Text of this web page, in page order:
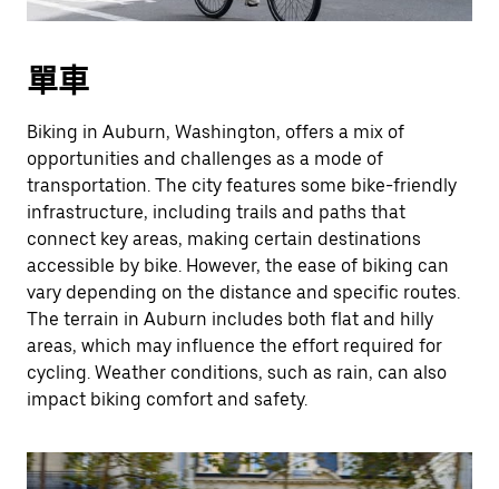
單車
Biking in Auburn, Washington, offers a mix of
opportunities and challenges as a mode of
transportation. The city features some bike-friendly
infrastructure, including trails and paths that
connect key areas, making certain destinations
accessible by bike. However, the ease of biking can
vary depending on the distance and specific routes.
The terrain in Auburn includes both flat and hilly
areas, which may influence the effort required for
cycling. Weather conditions, such as rain, can also
impact biking comfort and safety.